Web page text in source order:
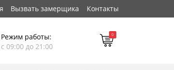
Вызвать замерщика Контакты
Режим работы:
с 09:00 до 21:00
0